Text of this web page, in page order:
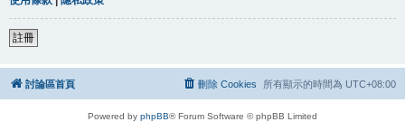
註冊
討論區首頁 所有顯示的時間為 UTC+08:00
刪除 Cookies
Powered by phpBB® Forum Software © phpBB Limited